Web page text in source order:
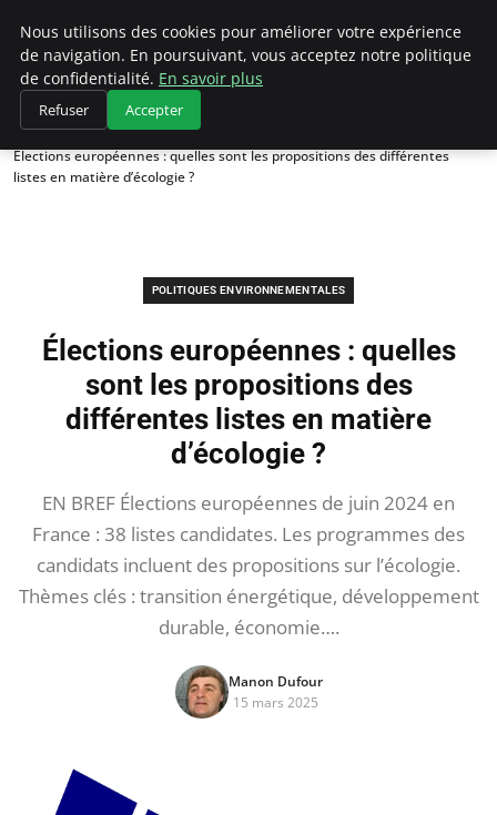
Climategatecountryclub.com
Accueil
Politiques environnementales
Élections européennes : quelles sont les propositions des différentes
listes en matière d’écologie ?
POLITIQUES ENVIRONNEMENTALES
Élections européennes : quelles
sont les propositions des
différentes listes en matière
d’écologie ?
EN BREF Élections européennes de juin 2024 en
France : 38 listes candidates. Les programmes des
candidats incluent des propositions sur l’écologie.
Thèmes clés : transition énergétique, développement
durable, économie….
Manon Dufour
15 mars 2025
Nous utilisons des cookies pour améliorer votre expérience
de navigation. En poursuivant, vous acceptez notre politique
de confidentialité. En savoir plus
Refuser Accepter